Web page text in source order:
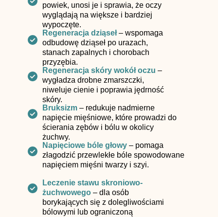
powiek, unosi je i sprawia, że oczy
wyglądają na większe i bardziej
wypoczęte.
Regeneracja dziąseł– wspomaga
odbudowę dziąseł po urazach,
stanach zapalnych i chorobach
przyzębia.
Regeneracja skóry wokół oczu –
wygładza drobne zmarszczki,
niweluje cienie i poprawia jędrność
skóry.
Leczenie stawu skroniowo-
żuchwowego – dla osób
borykających się z dolegliwościami
bólowymi lub ograniczoną
Napięciowe bóle głowy – pomaga
złagodzić przewlekłe bóle spowodowane
napięciem mięśni twarzy i szyi.
Bruksizm – redukuje nadmierne
napięcie mięśniowe, które prowadzi do
ścierania zębów i bólu w okolicy
żuchwy.